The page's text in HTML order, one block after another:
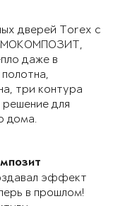
дверей Torex с
даже в
три контура
решение для
дома.
эффект
в прошлом!